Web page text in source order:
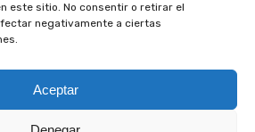
este sitio. No consentir o retirar el
negativamente a ciertas
Aceptar